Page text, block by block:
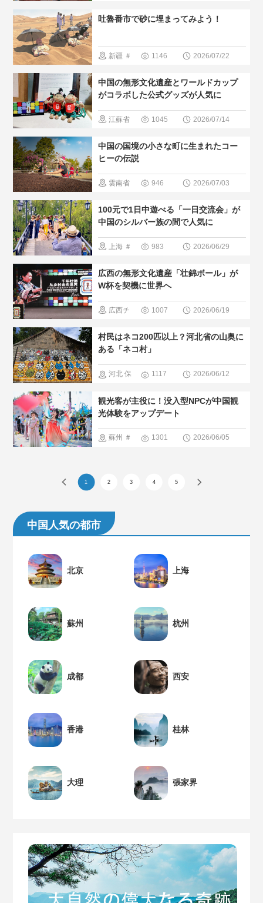
すめ ＃人
吐魯番市で砂に埋まってみよう！
新疆 ＃
すめ ＃現
地の暮らし
の少数民族
＃人間と大
自然
1146 2026/07/22
中国の無形文化遺産とワールドカップ
がコラボした公式グッズが人気に
江蘇省
族自治区
寧夏 ＃無
1045 2026/07/14
中国の国境の小さな町に生まれたコー
ヒーの伝説
雲南省
ルメ ＃人
気・おすす
の暮らし方
＃中国の少
数民族
946 2026/07/03
100元で1日中遊べる「一日交流会」が
中国のシルバー族の間で人気に
上海 ＃
ト ＃人
気・おすす
の暮らし方
983 2026/06/29
広西の無形文化遺産「壮錦ボール」が
W杯を契機に世界へ
広西チ
区 ＃無形
文化遺産
すすめ ＃
現地の暮ら
し方 ＃中
1007 2026/06/19
村民はネコ200匹以上？河北省の山奥に
ある「ネコ村」
河北 保
ト ＃人
気・おすす
＃人間と大
1117 2026/06/12
観光客が主役に！没入型NPCが中国観
光体験をアップデート
蘇州 ＃
＃人気・お
すすめ
1301 2026/06/05
1 2 3 4 5
中国人気の都市
北京 上海
蘇州 杭州
成都 西安
香港 桂林
大理 張家界